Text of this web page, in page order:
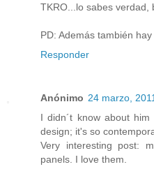
TKRO...lo sabes verdad,
PD: Además también
Responder
Anónimo 24 marzo,
I didn´t know about
design; it's so
Very interesting post:
panels. I love them.